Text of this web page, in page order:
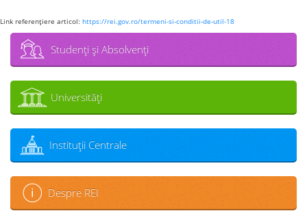
Link referenţiere articol: https://rei.gov.ro/termeni-si-conditii-de-util-18
Studenţi şi Absolvenţi
Universităţi
Instituţii Centrale
Despre REI